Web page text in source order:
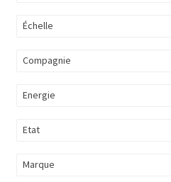
Échelle
Compagnie
Energie
Etat
Marque